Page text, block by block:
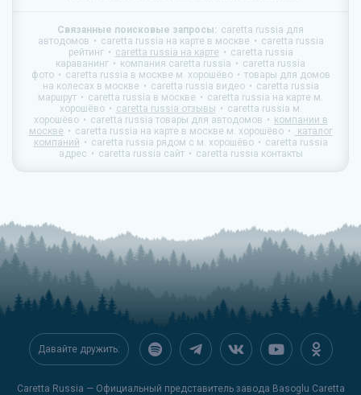
Связанные поисковые запросы: caretta russia для
автодомов
caretta russia на карте в москве
caretta russia
рейтинг
caretta russia на карте
caretta russia
караванинг
компания caretta russia
caretta russia
фото
caretta russia в москве м. хорошёво
товары для домов
на колесах в москве
caretta russia видео
caretta russia
маршрут
caretta russia в москве
caretta russia на карте м.
хорошёво
caretta russia отзывы
caretta russia м.
хорошёво
caretta russia товары для автодомов
компании в
москве
caretta russia на карте в москве м. хорошёво
каталог
компаний
caretta russia рядом с м. хорошёво
caretta russia
адрес
caretta russia сайт caretta russia контакты
Давайте дружить:
Caretta Russia — Официальный представитель завода Basoglu Caretta